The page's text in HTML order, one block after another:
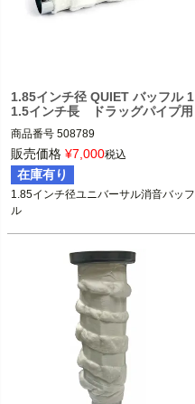
1.85インチ径 QUIET バッフル 1
1.5インチ長 ドラッグパイプ用
商品番号 508789
1.85インチ径マフラーに装着可能
PAUGHCO(パウコ)
販売価格 ¥7,000税込
在庫有り
1.85インチ径ユニバーサル消音バッフ
ル